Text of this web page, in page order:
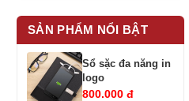
SẢN PHẨM NỔI BẬT
Sổ sặc đa năng in
logo
800.000 đ